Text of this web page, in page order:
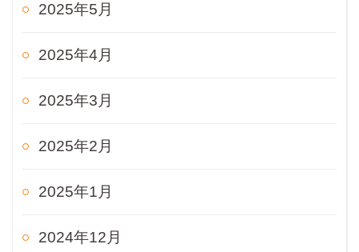
2025年5月
2025年4月
2025年3月
2025年2月
2025年1月
2024年12月